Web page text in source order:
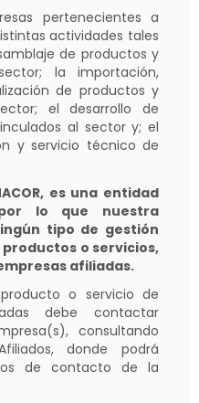
pertenecientes a
actividades tales
de productos y
la importación,
de productos y
el desarrollo de
al sector y; el
y servicio técnico de
es una entidad
lo que nuestra
tipo de gestión
o servicios,
afiliadas.
o servicio de
debe contactar
consultando
donde podrá
de contacto de la